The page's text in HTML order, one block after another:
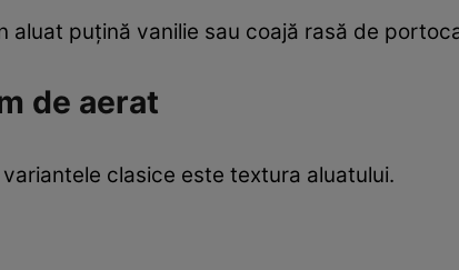
aluat puțină vanilie sau coajă rasă de
de aerat
clasice este textura aluatului.